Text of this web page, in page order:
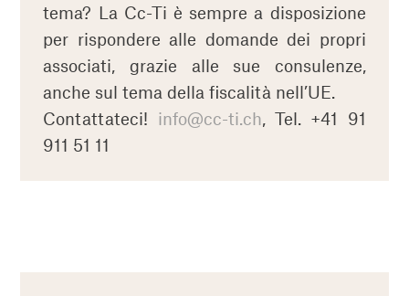
tema? La Cc-Ti è sempre a disposizione
per rispondere alle domande dei propri
associati, grazie alle sue consulenze,
anche sul tema della fiscalità nell’UE.
Contattateci! info@cc-ti.ch, Tel. +41 91
911 51 11